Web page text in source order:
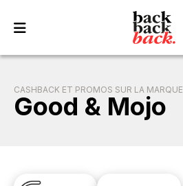
CASHBACK ET PROMOS SUR LA MARQUE
Good & Mojo